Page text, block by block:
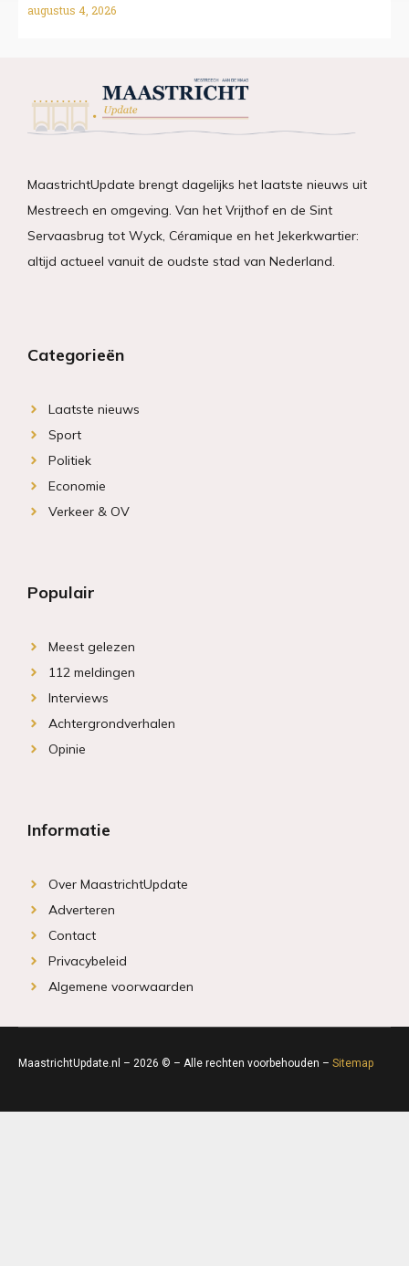
augustus 4, 2026
MaastrichtUpdate brengt dagelijks het laatste nieuws uit
Mestreech en omgeving. Van het Vrijthof en de Sint
Servaasbrug tot Wyck, Céramique en het Jekerkwartier:
altijd actueel vanuit de oudste stad van Nederland.
Categorieën
Laatste nieuws
Sport
Politiek
Economie
Verkeer & OV
Populair
Meest gelezen
112 meldingen
Interviews
Achtergrondverhalen
Opinie
Informatie
Over MaastrichtUpdate
Adverteren
Contact
Privacybeleid
Algemene voorwaarden
MaastrichtUpdate.nl – 2026 © – Alle rechten voorbehouden – Sitemap